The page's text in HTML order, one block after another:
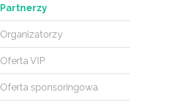
Partnerzy
Organizatorzy
Oferta VIP
Oferta sponsoringowa